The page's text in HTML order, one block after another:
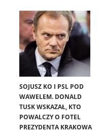
SOJUSZ KO I PSL POD
WAWELEM. DONALD
TUSK WSKAZAŁ, KTO
POWALCZY O FOTEL
PREZYDENTA KRAKOWA